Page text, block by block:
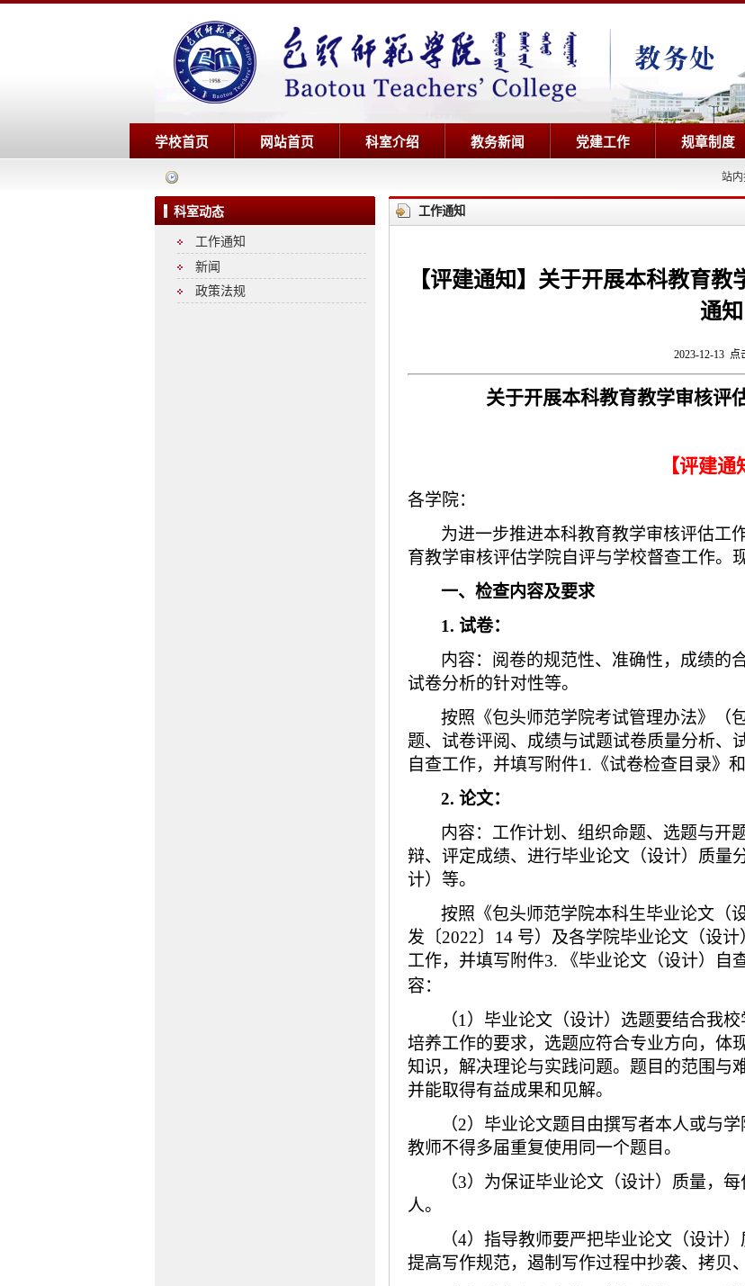
学校首页 网站首页 科室介绍 教务新闻 党建工作 规章制度
站内
科室动态
工作通知
新闻
政策法规
工作通知
【评建通知】关于开展本科教育
通知
2023-12-13 点
关于开展本科教育教学审核评
【评建通
各学院：
为进一步推进本科教育教学审核评估工
育教学审核评估学院自评与学校督查工作。
一、检查内容及要求
1. 试卷：
内容：阅卷的规范性、准确性，成绩的
试卷分析的针对性等。
按照《包头师范学院考试管理办法》（
题、试卷评阅、成绩与试题试卷质量分析、
自查工作，并填写附件1.《试卷检查目录》
2. 论文：
内容：工作计划、组织命题、选题与开
辩、评定成绩、进行毕业论文（设计）质量
计）等。
按照《包头师范学院本科生毕业论文（
发〔2022〕14 号）及各学院毕业论文（设
工作，并填写附件3.
《毕业论文（设计）自
容：
（1）毕业论文（设计）选题要结合我
培养工作的要求，选题应符合专业方向，体
知识，解决理论与实践问题。题目的范围与
并能取得有益成果和见解。
（2）毕业论文题目由撰写者本人或与
教师不得多届重复使用同一个题目。
（3）为保证毕业论文（设计）质量，
人。
（4）指导教师要严把毕业论文（设计
提高写作规范，遏制写作过程中抄袭、拷贝